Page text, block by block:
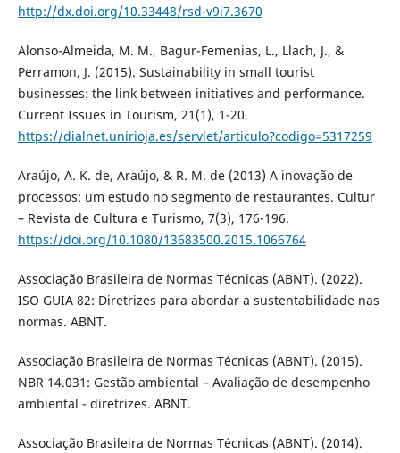
http://dx.doi.org/10.33448/rsd-v9i7.3670
Alonso-Almeida, M. M., Bagur-Femenias, L., Llach, J., &
Perramon, J. (2015). Sustainability in small tourist
businesses: the link between initiatives and performance.
Current Issues in Tourism, 21(1), 1-20.
https://dialnet.unirioja.es/servlet/articulo?codigo=5317259
Araújo, A. K. de, Araújo, & R. M. de (2013) A inovação de
processos: um estudo no segmento de restaurantes. Cultur
– Revista de Cultura e Turismo, 7(3), 176-196.
https://doi.org/10.1080/13683500.2015.1066764
Associação Brasileira de Normas Técnicas (ABNT). (2022).
ISO GUIA 82: Diretrizes para abordar a sustentabilidade nas
normas. ABNT.
Associação Brasileira de Normas Técnicas (ABNT). (2015).
NBR 14.031: Gestão ambiental – Avaliação de desempenho
ambiental - diretrizes. ABNT.
Associação Brasileira de Normas Técnicas (ABNT). (2014).